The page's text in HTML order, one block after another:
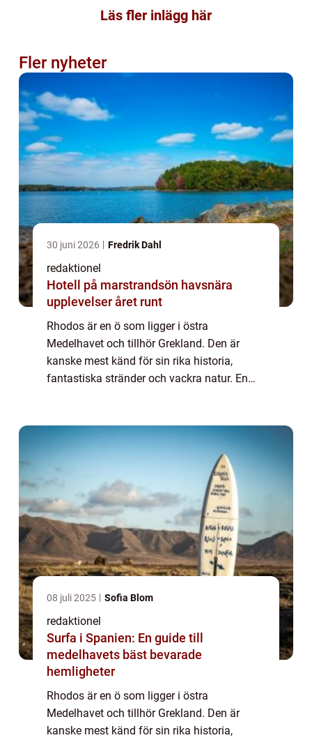
Läs fler inlägg här
Fler nyheter
30 juni 2026 Fredrik Dahl
redaktionel
Hotell på marstrandsön havsnära
upplevelser året runt
Rhodos är en ö som ligger i östra
Medelhavet och tillhör Grekland. Den är
kanske mest känd för sin rika historia,
fantastiska stränder och vackra natur. En
gång. I de...
08 juli 2025 Sofia Blom
redaktionel
Surfa i Spanien: En guide till
medelhavets bäst bevarade
hemligheter
Rhodos är en ö som ligger i östra
Medelhavet och tillhör Grekland. Den är
kanske mest känd för sin rika historia,